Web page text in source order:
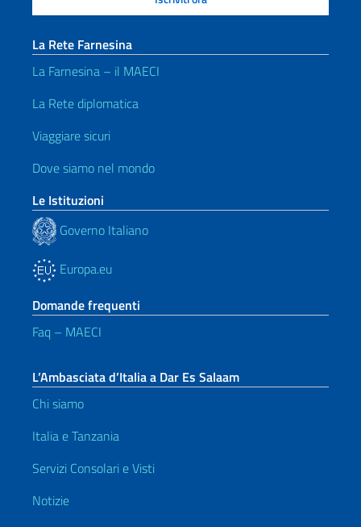
La Rete Farnesina
La Farnesina – il MAECI
La Rete diplomatica
Viaggiare sicuri
Dove siamo nel mondo
Le Istituzioni
Governo Italiano
Europa.eu
Domande frequenti
Faq – MAECI
L’Ambasciata d’Italia a Dar Es Salaam
Chi siamo
Italia e Tanzania
Servizi Consolari e Visti
Notizie